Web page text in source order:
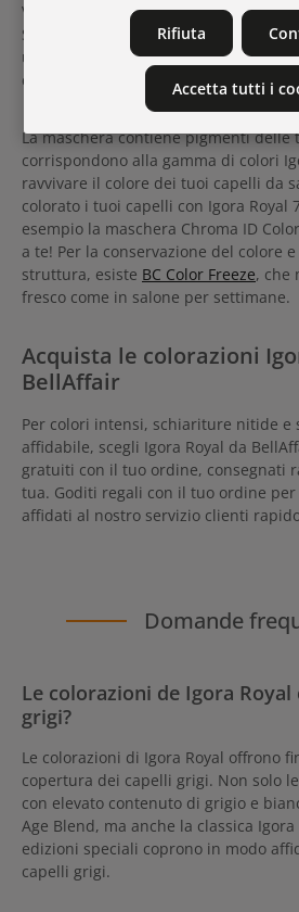
Vuoi ravvivare il colore senza tingere?
Schwarzkopf propone la maschera
una maschera che ravviva il colore e
capelli, coordinata con le tonalità.
La maschera contiene pigmenti delle
corrispondono alla gamma di colori
ravvivare il colore dei tuoi capelli da
colorato i tuoi capelli con Igora Royal
esempio la maschera Chroma ID
a te! Per la conservazione del colore
struttura, esiste BC Color Freeze, che
fresco come in salone per settimane.
Acquista le colorazioni
BellAffair
Per colori intensi, schiariture nitide e
affidabile, scegli Igora Royal da
gratuiti con il tuo ordine, consegnati
tua. Goditi regali con il tuo ordine
affidati al nostro servizio clienti
Domande
Le colorazioni de Igora
grigi?
Le colorazioni di Igora Royal offrono
copertura dei capelli grigi. Non solo
con elevato contenuto di grigio e
Age Blend, ma anche la classica
edizioni speciali coprono in modo
capelli grigi.
Rifiuta
Accetta tutti i